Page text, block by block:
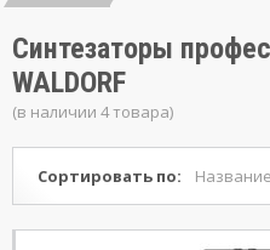
Синтезаторы
WALDORF
(в наличии 4 товара)
Сортировать по: Название